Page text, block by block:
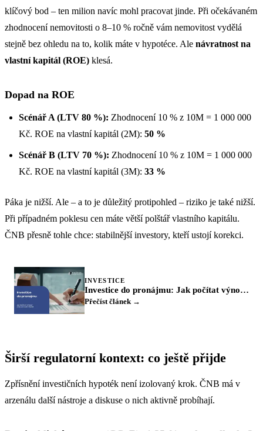
klíčový bod – ten milion navíc mohl pracovat jinde. Při očekávaném
zhodnocení nemovitosti o 8–10 % ročně vám nemovitost vydělá
stejně bez ohledu na to, kolik máte v hypotéce. Ale návratnost na
vlastní kapitál (ROE) klesá.
Dopad na ROE
Scénář A (LTV 80 %): Zhodnocení 10 % z 10M = 1 000 000
Kč. ROE na vlastní kapitál (2M): 50 %
Scénář B (LTV 70 %): Zhodnocení 10 % z 10M = 1 000 000
Kč. ROE na vlastní kapitál (3M): 33 %
Páka je nižší. Ale – a to je důležitý protipohled – riziko je také nižší.
Při případném poklesu cen máte větší polštář vlastního kapitálu.
ČNB přesně tohle chce: stabilnější investory, kteří ustojí korekci.
INVESTICE
Investice do pronájmu: Jak počítat výnosy a na co si dát pozor
Přečíst článek →
Širší regulatorní kontext: co ještě přijde
Zpřísnění investičních hypoték není izolovaný krok. ČNB má v
arzenálu další nástroje a diskuse o nich aktivně probíhají.